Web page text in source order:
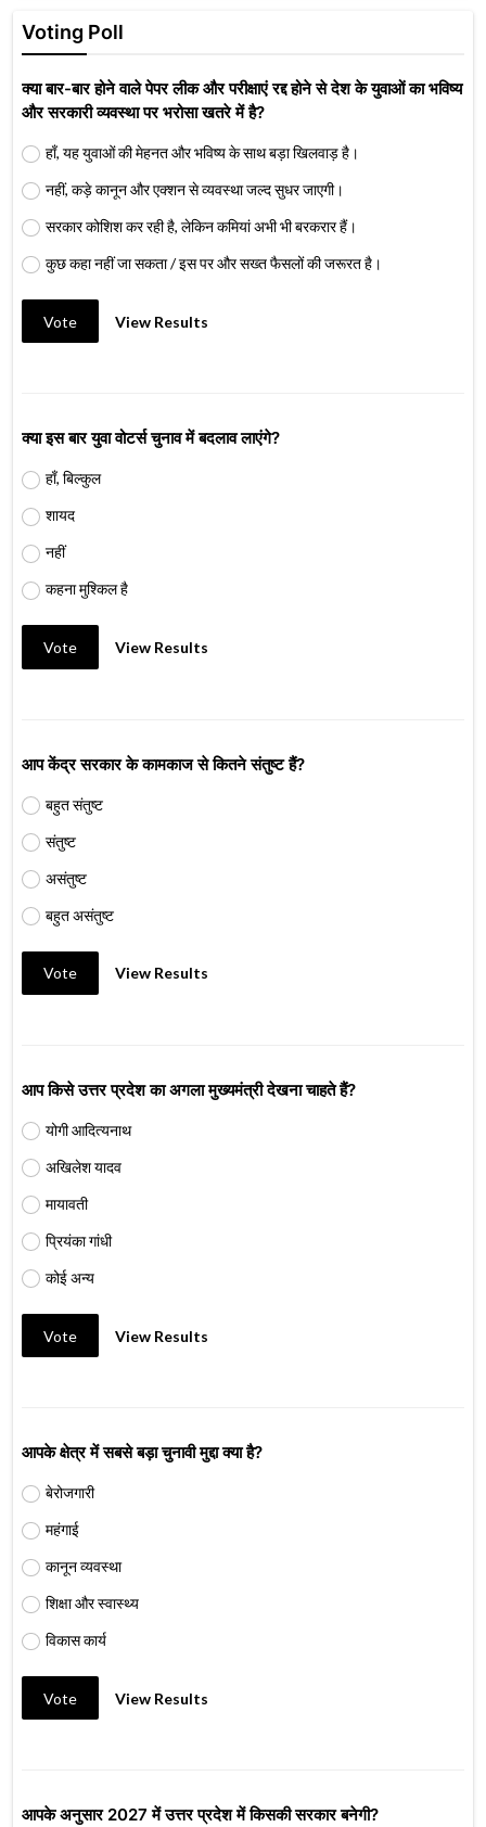
Voting Poll
क्या बार-बार होने वाले पेपर लीक और परीक्षाएं रद्द होने से देश के युवाओं का भविष्य
और सरकारी व्यवस्था पर भरोसा खतरे में है?
हाँ, यह युवाओं की मेहनत और भविष्य के साथ बड़ा खिलवाड़ है।
नहीं, कड़े कानून और एक्शन से व्यवस्था जल्द सुधर जाएगी।
सरकार कोशिश कर रही है, लेकिन कमियां अभी भी बरकरार हैं।
कुछ कहा नहीं जा सकता / इस पर और सख्त फैसलों की जरूरत है।
Vote View Results
क्या इस बार युवा वोटर्स चुनाव में बदलाव लाएंगे?
हाँ, बिल्कुल
शायद
नहीं
कहना मुश्किल है
Vote View Results
आप केंद्र सरकार के कामकाज से कितने संतुष्ट हैं?
बहुत संतुष्ट
संतुष्ट
असंतुष्ट
बहुत असंतुष्ट
Vote View Results
आप किसे उत्तर प्रदेश का अगला मुख्यमंत्री देखना चाहते हैं?
योगी आदित्यनाथ
अखिलेश यादव
मायावती
प्रियंका गांधी
कोई अन्य
Vote View Results
आपके क्षेत्र में सबसे बड़ा चुनावी मुद्दा क्या है?
बेरोजगारी
महंगाई
कानून व्यवस्था
शिक्षा और स्वास्थ्य
विकास कार्य
Vote View Results
आपके अनुसार 2027 में उत्तर प्रदेश में किसकी सरकार बनेगी?